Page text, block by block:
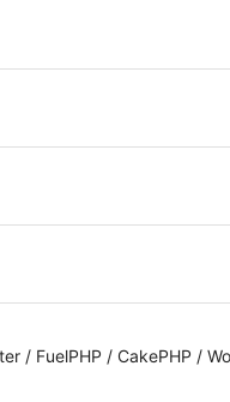
/ FuelPHP / CakePHP /